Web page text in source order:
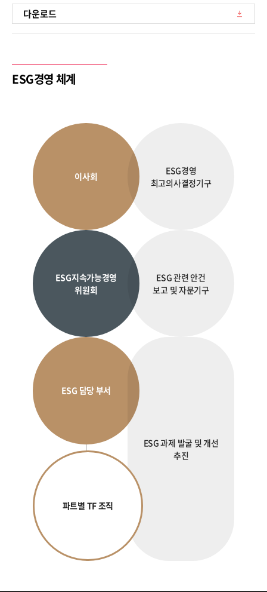
다운로드
ESG경영 체계
이사회
ESG경영
최고의사결정기구
ESG지속가능경영
위원회
ESG 관련 안건
보고 및 자문기구
ESG 담당 부서
파트별 TF 조직
ESG 과제 발굴 및 개선
추진